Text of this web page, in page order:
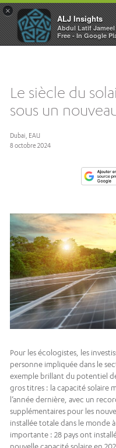
×
ALJ Insights
Abdul Latif Jameel
Free - In Google
Toggle
navigation
Le siècle du
sous un
Dubai, EAU
8 octobre 2024
Pour les écologistes, les
personne impliquée dans le
exemple brillant du potentiel
gros titres : la capacité solaire
l’année dernière, avec un
supplémentaires pour les
installée totale dans le monde à
importante : 28 pays ont